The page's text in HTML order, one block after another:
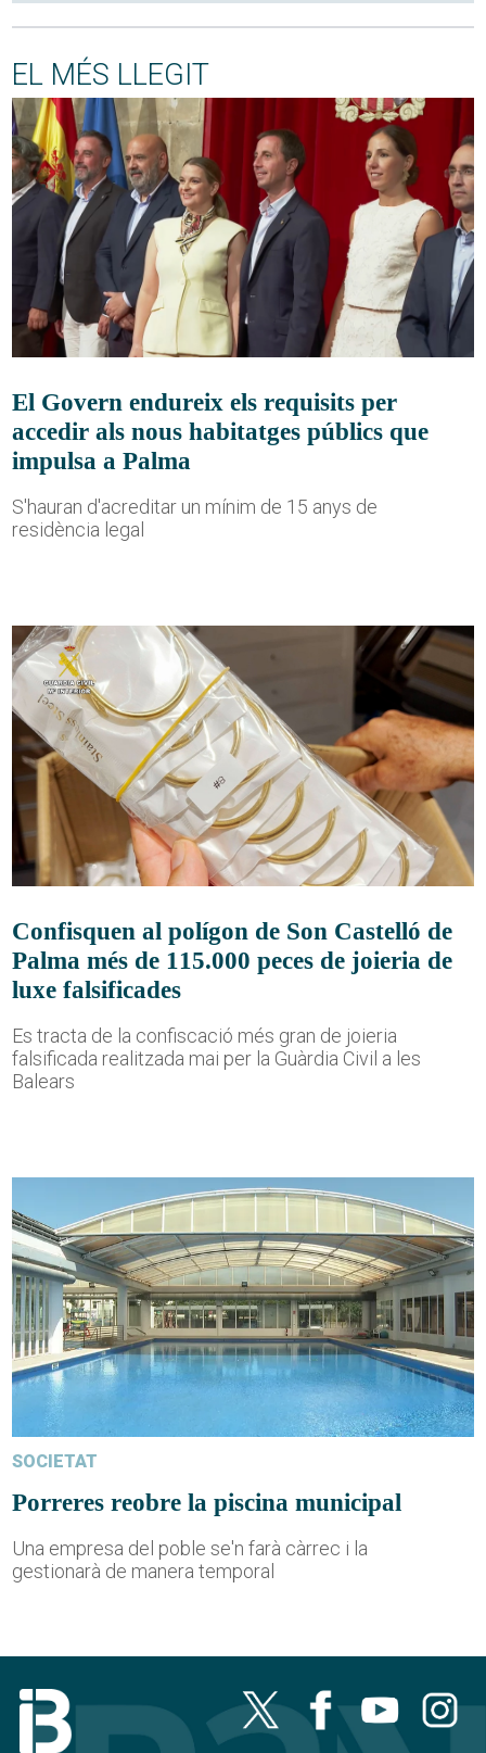
EL MÉS LLEGIT
El Govern endureix els requisits per
accedir als nous habitatges públics que
impulsa a Palma
S'hauran d'acreditar un mínim de 15 anys de
residència legal
Confisquen al polígon de Son Castelló de
Palma més de 115.000 peces de joieria de
luxe falsificades
Es tracta de la confiscació més gran de joieria
falsificada realitzada mai per la Guàrdia Civil a les
Balears
SOCIETAT
Porreres reobre la piscina municipal
Una empresa del poble se'n farà càrrec i la
gestionarà de manera temporal